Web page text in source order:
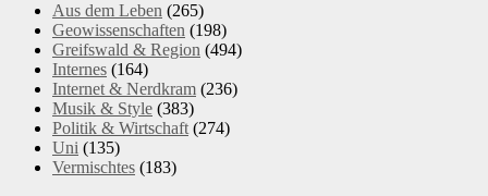
Aus dem Leben (265)
Geowissenschaften (198)
Greifswald & Region (494)
Internes (164)
Internet & Nerdkram (236)
Musik & Style (383)
Politik & Wirtschaft (274)
Uni (135)
Vermischtes (183)